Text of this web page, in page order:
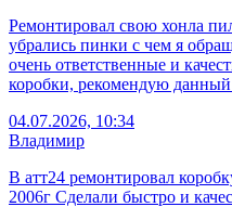
Ремонтировал свою хонла
убрались пинки с чем я
очень ответственные и
коробки, рекомендую данный
04.07.2026, 10:34
Владимир
В атт24 ремонтировал
2006г Сделали быстро и